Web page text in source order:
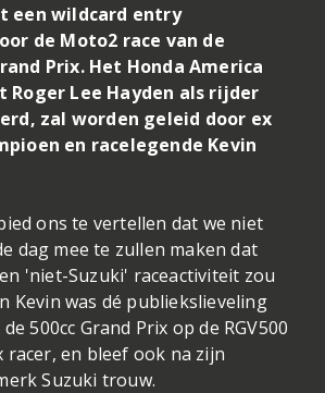
een wildcard entry
de Moto2 race van de
Prix. Het Honda America
Roger Lee Hayden als rijder
zal worden geleid door ex
en racelegende Kevin
ons te vertellen dat we niet
dag mee te zullen maken dat
'niet-Suzuki' raceactiviteit zou
Kevin was dé publiekslieveling
500cc Grand Prix op de RGV500
racer, en bleef ook na zijn
Suzuki trouw.